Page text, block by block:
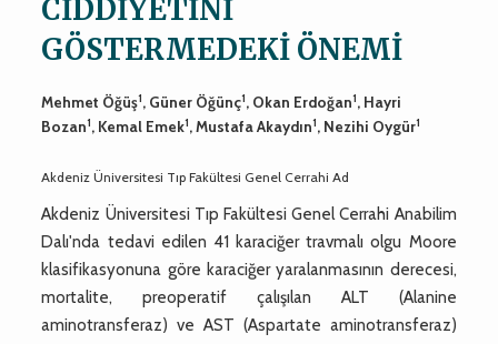
CİDDİYETİNİ
GÖSTERMEDEKİ ÖNEMİ
Mehmet Öğüş1, Güner Öğünç1, Okan Erdoğan1, Hayri
Bozan1, Kemal Emek1, Mustafa Akaydın1, Nezihi Oygür1
Akdeniz Üniversitesi Tıp Fakültesi Genel Cerrahi Ad
Akdeniz Üniversitesi Tıp Fakültesi Genel Cerrahi Anabilim
Dalı'nda tedavi edilen 41 karaciğer travmalı olgu Moore
klasifikasyonuna göre karaciğer yaralanmasının derecesi,
mortalite, preoperatif çalışılan ALT (Alanine
aminotransferaz) ve AST (Aspartate aminotransferaz)